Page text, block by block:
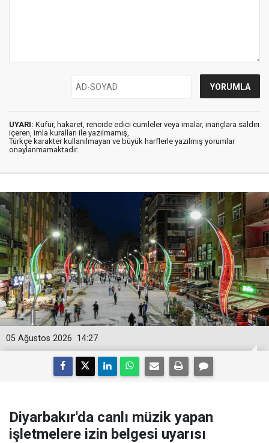
UYARI: Küfür, hakaret, rencide edici cümleler veya imalar, inançlara saldırı
içeren, imla kuralları ile yazılmamış,
Türkçe karakter kullanılmayan ve büyük harflerle yazılmış yorumlar
onaylanmamaktadır.
14:27
05 Ağustos 2026
Diyarbakır'da canlı müzik yapan
işletmelere izin belgesi uyarısı